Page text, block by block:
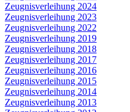
Zeugnisverleihung 2024
Zeugnisverleihung 2023
Zeugnisverleihung 2022
Zeugnisverleihung 2019
Zeugnisverleihung 2018
Zeugnisverleihung 2017
Zeugnisverleihung 2016
Zeugnisverleihung 2015
Zeugnisverleihung 2014
Zeugnisverleihung 2013